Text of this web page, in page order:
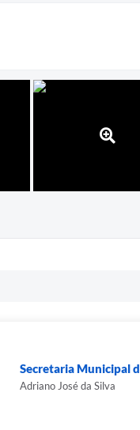
Secretaria Municipal
Adriano José da Silva